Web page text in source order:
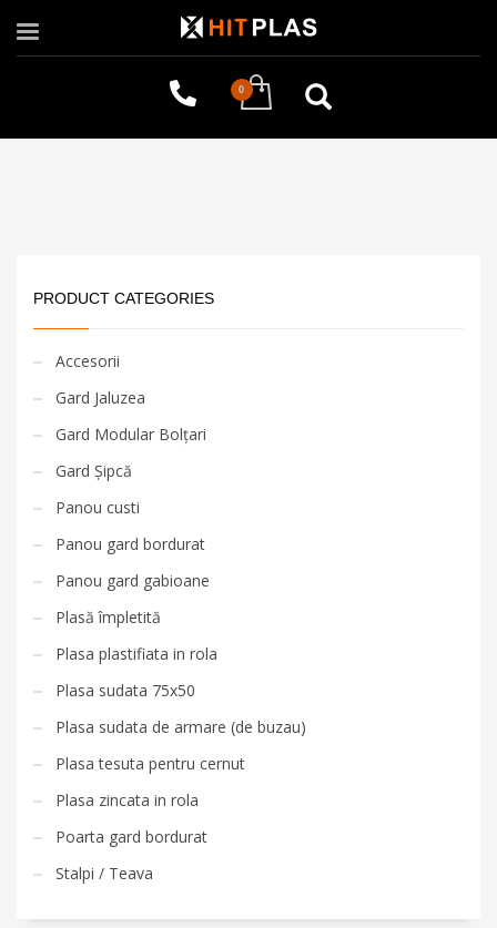
PRODUCT CATEGORIES
Accesorii
Gard Jaluzea
Gard Modular Bolțari
Gard Șipcă
Panou custi
Panou gard bordurat
Panou gard gabioane
Plasă împletită
Plasa plastifiata in rola
Plasa sudata 75x50
Plasa sudata de armare (de buzau)
Plasa tesuta pentru cernut
Plasa zincata in rola
Poarta gard bordurat
Stalpi / Teava